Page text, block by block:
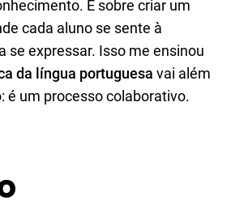
É sobre criar um
cada aluno se sente à
se expressar. Isso me ensinou
da língua portuguesa vai além
é um processo colaborativo.